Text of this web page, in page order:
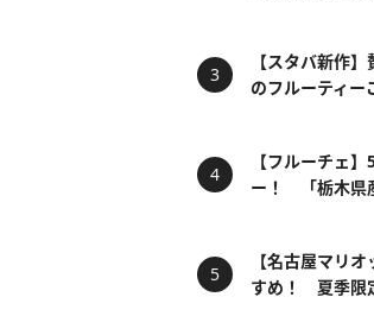
【スタバ新作
のフルーティー
【フルーチェ
ー！ 「栃木県
【名古屋マリ
すめ！ 夏季限